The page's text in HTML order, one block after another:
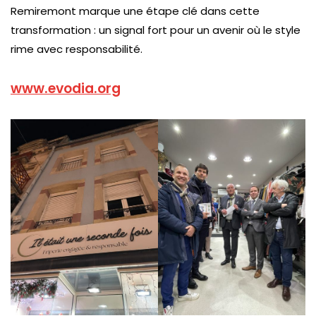
Remiremont marque une étape clé dans cette
transformation : un signal fort pour un avenir où le style
rime avec responsabilité.
www.evodia.org